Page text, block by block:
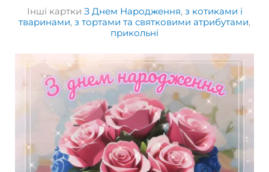
Інші картки З Днем Народження, з котиками і
тваринами, з тортами та святковими атрибутами,
прикольні